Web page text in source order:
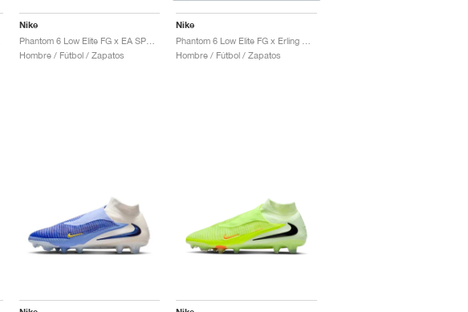
Nike
Phantom 6 Low Elite FG x EA SPORTS FC "Phantom Mode"
Hombre / Fútbol / Zapatos
Nike
Hombre / Fútbol / Zapatos